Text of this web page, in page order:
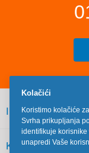
INFORMACIJE
KORISNIČKI
Kolačići
Koristimo kolačiće
Svrha prikupljanja
identifikuje
unapredi Vaše